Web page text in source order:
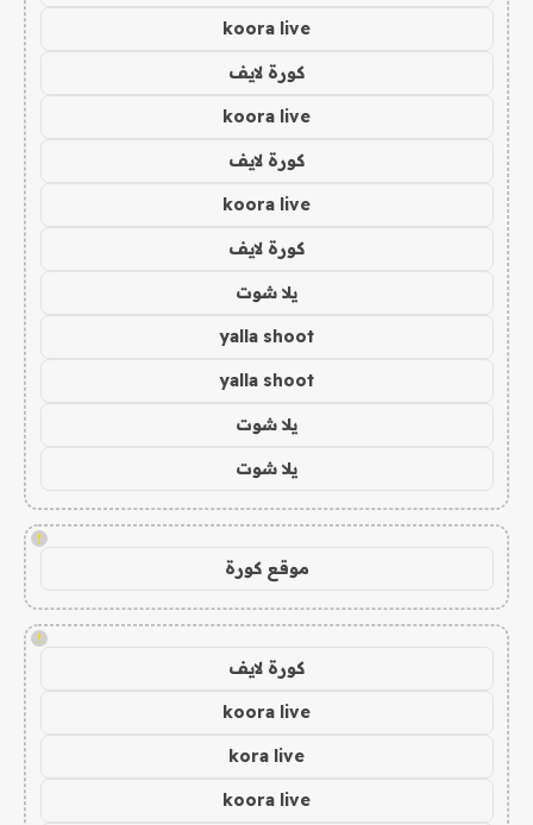
koora live
كورة لايف
koora live
كورة لايف
koora live
كورة لايف
يلا شوت
yalla shoot
yalla shoot
يلا شوت
يلا شوت
!
موقع كورة
!
كورة لايف
koora live
kora live
koora live